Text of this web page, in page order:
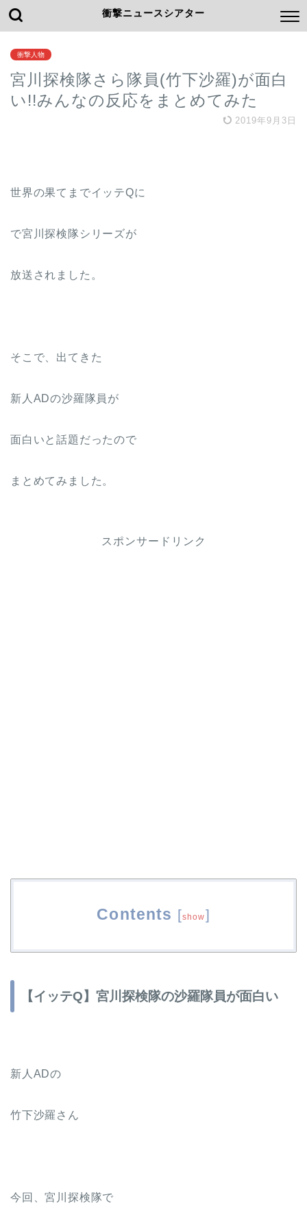
衝撃ニュースシアター
衝撃人物
宮川探検隊さら隊員(竹下沙羅)が面白
い!!みんなの反応をまとめてみた
2019年9月3日
世界の果てまでイッテQに
で宮川探検隊シリーズが
放送されました。
そこで、出てきた
新人ADの沙羅隊員が
面白いと話題だったので
まとめてみました。
スポンサードリンク
Contents [show]
【イッテQ】宮川探検隊の沙羅隊員が面白い
新人ADの
竹下沙羅さん
今回、宮川探検隊で